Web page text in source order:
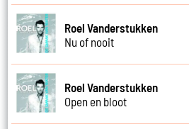
Roel Vanderstukken
Nu of nooit
Roel Vanderstukken
Open en bloot